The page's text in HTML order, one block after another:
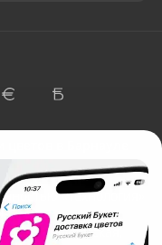
в Барнауле
«Технология»
ул. Ипподромская,